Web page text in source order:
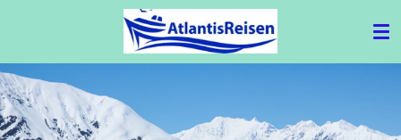
springen